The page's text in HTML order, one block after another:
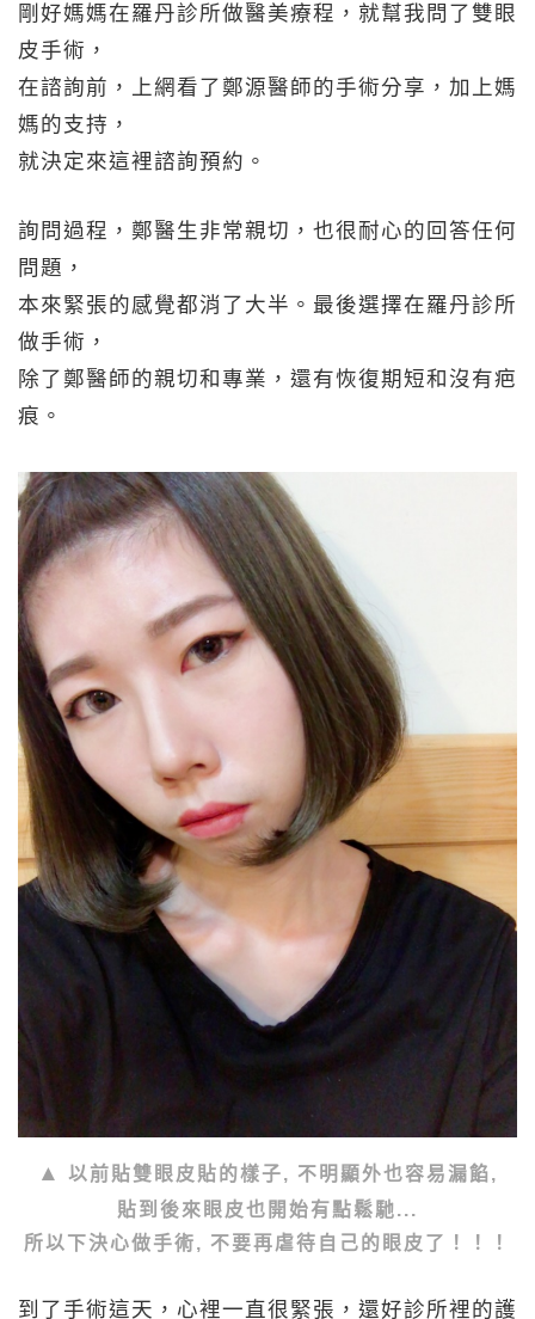
剛好媽媽在羅丹診所做醫美療程，就幫我問了雙眼
皮手術，
在諮詢前，上網看了鄭源醫師的手術分享，加上媽
媽的支持，
就決定來這裡諮詢預約。
詢問過程，鄭醫生非常親切，也很耐心的回答任何
問題，
本來緊張的感覺都消了大半。最後選擇在羅丹診所
做手術，
除了鄭醫師的親切和專業，還有恢復期短和沒有疤
痕。
以前貼雙眼皮貼的樣子, 不明顯外也容易漏餡,
貼到後來眼皮也開始有點鬆馳...
所以下決心做手術, 不要再虐待自己的眼皮了！！！
到了手術這天，心裡一直很緊張，還好診所裡的護